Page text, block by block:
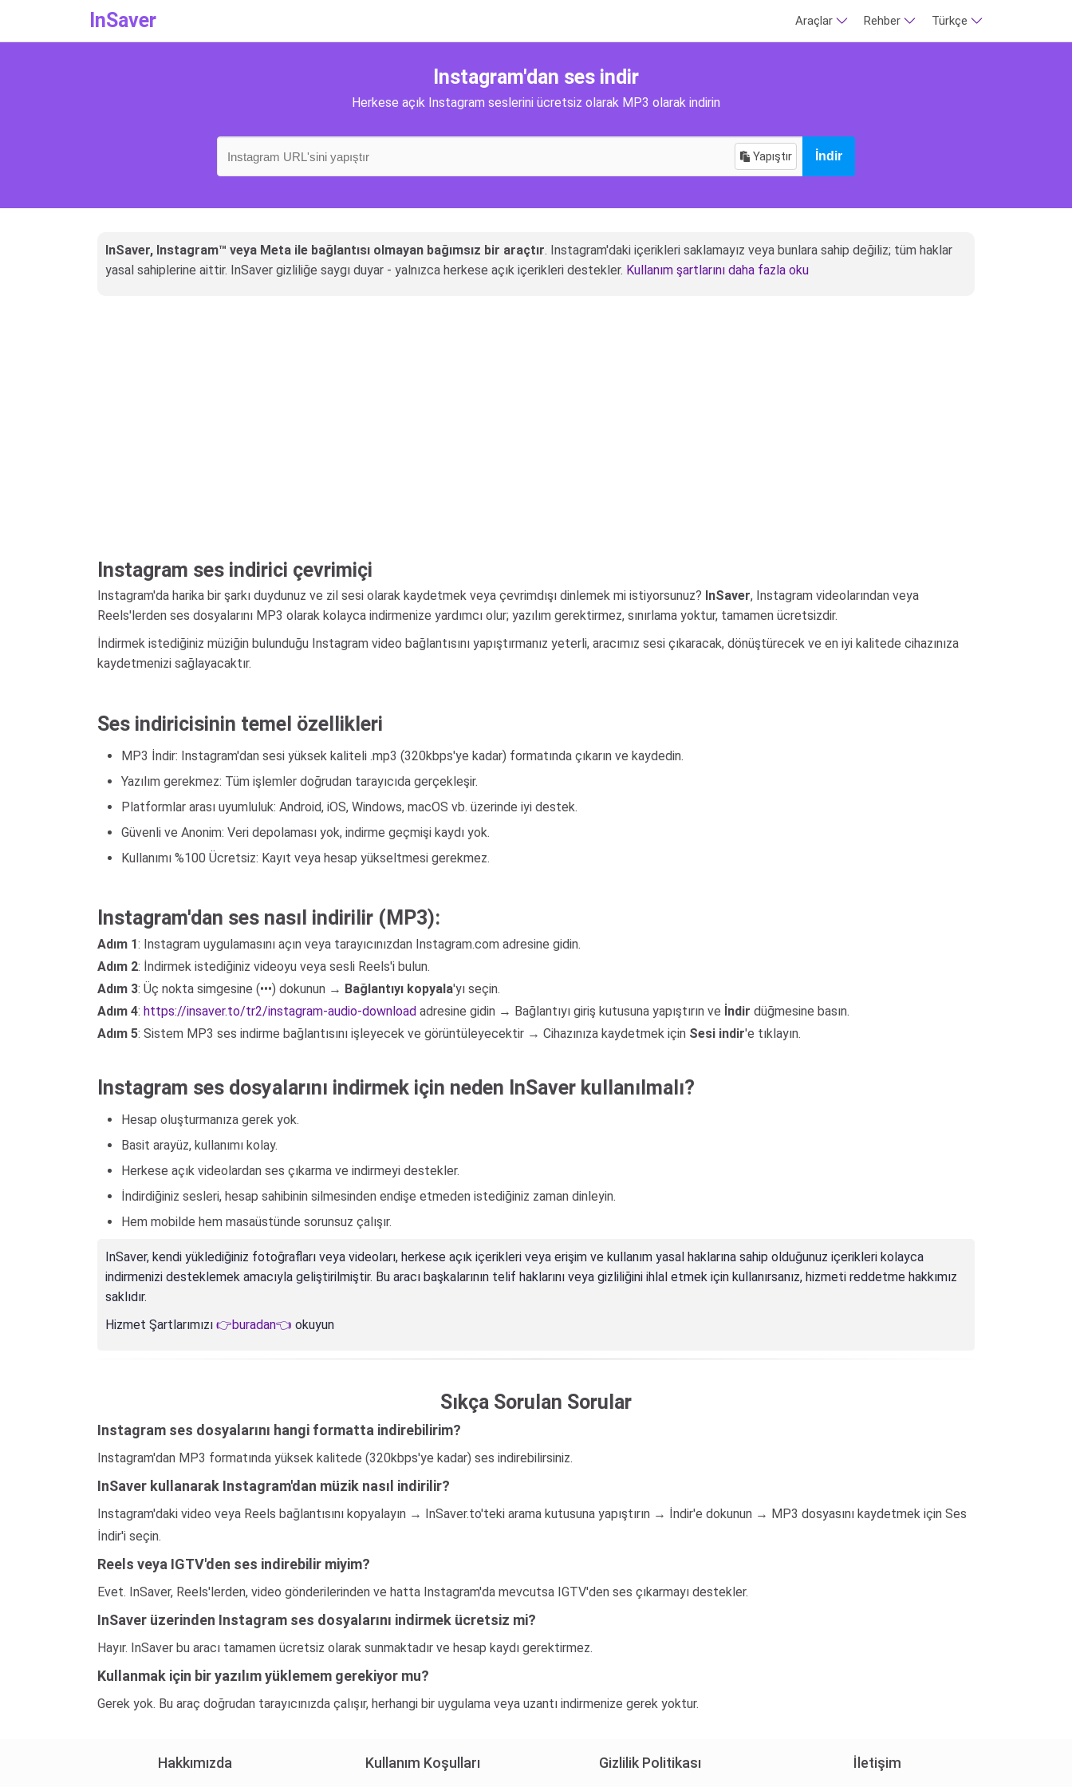
InSaver Araçlar Rehber Türkçe
Instagram'dan ses indir
Herkese açık Instagram seslerini ücretsiz olarak MP3 olarak indirin
Yapıştır İndir
InSaver, Instagram™ veya Meta ile bağlantısı olmayan bağımsız bir araçtır. Instagram'daki içerikleri saklamayız veya bunlara sahip değiliz; tüm haklar
yasal sahiplerine aittir. InSaver gizliliğe saygı duyar - yalnızca herkese açık içerikleri destekler. Kullanım şartlarını daha fazla oku
Instagram ses indirici çevrimiçi
Instagram'da harika bir şarkı duydunuz ve zil sesi olarak kaydetmek veya çevrimdışı dinlemek mi istiyorsunuz? InSaver, Instagram videolarından veya
Reels'lerden ses dosyalarını MP3 olarak kolayca indirmenize yardımcı olur; yazılım gerektirmez, sınırlama yoktur, tamamen ücretsizdir.
İndirmek istediğiniz müziğin bulunduğu Instagram video bağlantısını yapıştırmanız yeterli, aracımız sesi çıkaracak, dönüştürecek ve en iyi kalitede cihazınıza
kaydetmenizi sağlayacaktır.
Ses indiricisinin temel özellikleri
MP3 İndir: Instagram'dan sesi yüksek kaliteli .mp3 (320kbps'ye kadar) formatında çıkarın ve kaydedin.
Yazılım gerekmez: Tüm işlemler doğrudan tarayıcıda gerçekleşir.
Platformlar arası uyumluluk: Android, iOS, Windows, macOS vb. üzerinde iyi destek.
Güvenli ve Anonim: Veri depolaması yok, indirme geçmişi kaydı yok.
Kullanımı %100 Ücretsiz: Kayıt veya hesap yükseltmesi gerekmez.
Instagram'dan ses nasıl indirilir (MP3):
Adım 1: Instagram uygulamasını açın veya tarayıcınızdan Instagram.com adresine gidin.
Adım 2: İndirmek istediğiniz videoyu veya sesli Reels'i bulun.
Adım 3: Üç nokta simgesine (•••) dokunun → Bağlantıyı kopyala'yı seçin.
Adım 4: https://insaver.to/tr2/instagram-audio-download adresine gidin → Bağlantıyı giriş kutusuna yapıştırın ve İndir düğmesine basın.
Adım 5: Sistem MP3 ses indirme bağlantısını işleyecek ve görüntüleyecektir → Cihazınıza kaydetmek için Sesi indir'e tıklayın.
Instagram ses dosyalarını indirmek için neden InSaver kullanılmalı?
Hesap oluşturmanıza gerek yok.
Basit arayüz, kullanımı kolay.
Herkese açık videolardan ses çıkarma ve indirmeyi destekler.
İndirdiğiniz sesleri, hesap sahibinin silmesinden endişe etmeden istediğiniz zaman dinleyin.
Hem mobilde hem masaüstünde sorunsuz çalışır.
InSaver, kendi yüklediğiniz fotoğrafları veya videoları, herkese açık içerikleri veya erişim ve kullanım yasal haklarına sahip olduğunuz içerikleri kolayca
indirmenizi desteklemek amacıyla geliştirilmiştir. Bu aracı başkalarının telif haklarını veya gizliliğini ihlal etmek için kullanırsanız, hizmeti reddetme hakkımız
saklıdır.
Hizmet Şartlarımızı 👉buradan👈 okuyun
Sıkça Sorulan Sorular
Instagram ses dosyalarını hangi formatta indirebilirim?
Instagram'dan MP3 formatında yüksek kalitede (320kbps'ye kadar) ses indirebilirsiniz.
InSaver kullanarak Instagram'dan müzik nasıl indirilir?
Instagram'daki video veya Reels bağlantısını kopyalayın → InSaver.to'teki arama kutusuna yapıştırın → İndir'e dokunun → MP3 dosyasını kaydetmek için Ses
İndir'i seçin.
Reels veya IGTV'den ses indirebilir miyim?
Evet. InSaver, Reels'lerden, video gönderilerinden ve hatta Instagram'da mevcutsa IGTV'den ses çıkarmayı destekler.
InSaver üzerinden Instagram ses dosyalarını indirmek ücretsiz mi?
Hayır. InSaver bu aracı tamamen ücretsiz olarak sunmaktadır ve hesap kaydı gerektirmez.
Kullanmak için bir yazılım yüklemem gerekiyor mu?
Gerek yok. Bu araç doğrudan tarayıcınızda çalışır, herhangi bir uygulama veya uzantı indirmenize gerek yoktur.
Hakkımızda Kullanım Koşulları Gizlilik Politikası İletişim